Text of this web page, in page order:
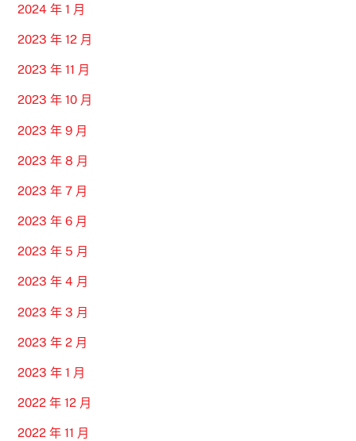
2024 年 1 月
2023 年 12 月
2023 年 11 月
2023 年 10 月
2023 年 9 月
2023 年 8 月
2023 年 7 月
2023 年 6 月
2023 年 5 月
2023 年 4 月
2023 年 3 月
2023 年 2 月
2023 年 1 月
2022 年 12 月
2022 年 11 月